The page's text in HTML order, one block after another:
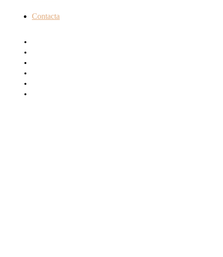
Contacta